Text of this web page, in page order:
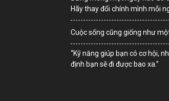
Hãy thay đổi chính mình mỗi
Cuộc sống cũng giống như
“Kỹ năng giúp bạn có cơ hội,
định bạn sẽ đi được bao xa.”